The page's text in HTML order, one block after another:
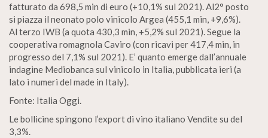
fatturato da 698,5 min di euro (+10,1% sul 2021). Al2° posto
si piazza il neonato polo vinicolo Argea (455,1 min, +9,6%).
Al terzo IWB (a quota 430,3 min, +5,2% sul 2021). Segue la
cooperativa romagnola Caviro (con ricavi per 417,4 min, in
progresso del 7,1% sul 2021). E’ quanto emerge dall’annuale
indagine Mediobanca sul vinicolo in Italia, pubblicata ieri (a
lato i numeri del made in Italy).
Fonte: Italia Oggi.
Le bollicine spingono l’export di vino italiano Vendite su del
3,3%.